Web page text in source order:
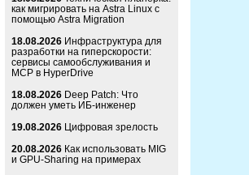
как мигрировать на Astra Linux с
помощью Astra Migration
18.08.2026 Инфраструктура для
разработки на гиперскорости:
сервисы самообслуживания и
MCP в HyperDrive
18.08.2026 Deep Patch: Что
должен уметь ИБ-инженер
19.08.2026 Цифровая зрелость
20.08.2026 Как использовать MIG
и GPU-Sharing на примерах